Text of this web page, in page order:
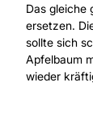
Das gleiche
ersetzen.
sollte sich
Apfelbaum
wieder